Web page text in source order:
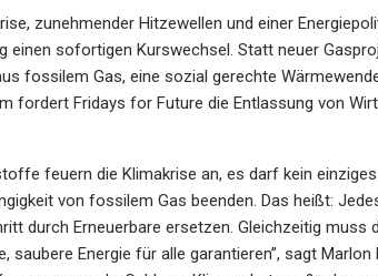
zunehmender Hitzewellen und einer
einen sofortigen Kurswechsel. Statt neuer
fossilem Gas, eine sozial gerechte
fordert Fridays for Future die Entlassung von
feuern die Klimakrise an, es darf kein
von fossilem Gas beenden. Das heißt:
durch Erneuerbare ersetzen. Gleichzeitig muss
saubere Energie für alle garantieren”, sagt